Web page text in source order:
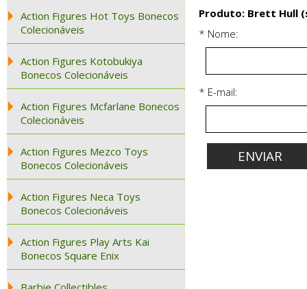
Action Figures Hot Toys Bonecos
Colecionáveis
Action Figures Kotobukiya
Bonecos Colecionáveis
Action Figures Mcfarlane Bonecos
Colecionáveis
Action Figures Mezco Toys
Bonecos Colecionáveis
Action Figures Neca Toys
Bonecos Colecionáveis
Action Figures Play Arts Kai
Bonecos Square Enix
Produto: Brett Hull
* Nome:
* E-mail: